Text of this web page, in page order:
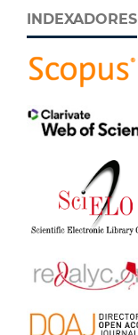
INDEXADORES